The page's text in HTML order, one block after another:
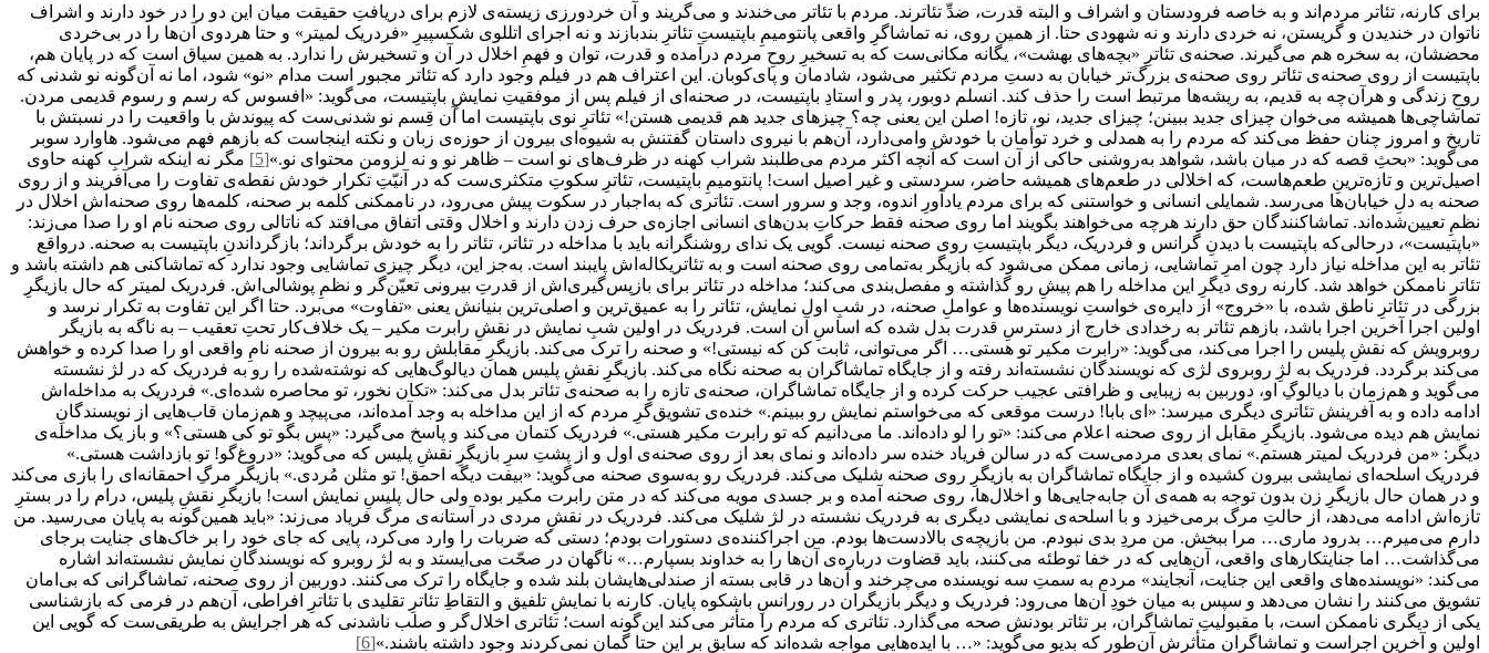
برای کارنه، تئاتر مردم‌اند و به خاصه فرودستان و اشراف و البته قدرت، ضدِّ تئاترند. مردم با تئاتر می‌خندند و می‌گریند و آن خرد‌ورزی زیسته‌ی لازم برای دریافتِ حقیقت میان این دو را در خود دارند و اشراف
ناتوان در خندیدن و گریستن، نه خردی دارند و نه شهودی حتا. از همین روی، نه تماشاگرِ واقعی پانتومیمِ باپتیستِ تئاترِ بندبازند و نه اجرای اتللوی شکسپیرِ «فردریک لمیتر» و حتا هردوی آن‌ها را در بی‌خردی
محضشان، به سخره هم می‌گیرند. صحنه‌ی تئاترِ «بچه‌های بهشت»، یگانه مکانی‌ست که به تسخیرِ روحِ مردم درآمده و قدرت، توان و فهمِ اخلال در آن و تسخیرش را ندارد. به همین سیاق است که در پایان هم،
باپتیست از روی صحنه‌ی تئاتر روی صحنه‌ی بزرگ‌تر خیابان به دستِ مردم تکثیر می‌شود، شادمان و پای‌کوبان. این اعتراف هم در فیلم وجود دارد که تئاتر مجبور است مدام «نو» شود، اما نه آن‌گونه نو شدنی که
روحِ زندگی و هرآن‌چه به قدیم، به ریشه‌ها مرتبط است را حذف کند. انسلم دوبور، پدر و استادِ باپتیست، در صحنه‌ای از فیلم پس از موفقیتِ نمایشِ باپتیست، می‌گوید: «افسوس که رسم و رسوم قدیمی مردن.
تماشاچی‌ها همیشه می‌خوان چیزای جدید ببینن؛ چیزای جدید، نو، تازه! اصلن این یعنی چه؟ چیزهای جدید هم قدیمی هستن!» تئاترِ نوی باپتیست اما آن قِسم نو شدنی‌ست که پیوندش با واقعیت را در نسبتش با
تاریخ و امروز چنان حفظ می‌کند که مردم را به همدلی و خرد توأمان با خودش وامی‌دارد، آن‌هم با نیروی داستان گفتنش به شیوه‌ای بیرون از حوزه‌ی زبان و نکته اینجاست که بازهم فهم می‌شود. هاوارد سوبر
می‌گوید: «بحثِ قصه که در میان باشد، شواهد به‌روشنی حاکی از آن است که آنچه اکثر مردم می‌طلبند شراب کهنه در ظرف‌های نو است – ظاهر نو و نه لزومن محتوای نو.»[5]
مگر نه اینکه شرابِ کهنه حاوی
اصیل‌ترین و تازه‌ترینِ طعم‌هاست، که اخلالی در طعم‌های همیشه حاضر، سردستی و غیر اصیل است! پانتومیمِ باپتیست، تئاترِ سکوتِ متکثری‌ست که در آنیّتِ تکرار خودش نقطه‌ی تفاوت را می‌آفریند و از روی
صحنه به دلِ خیابان‌ها می‌رسد. شمایلی انسانی و خواستنی که برای مردم یادآورِ اندوه، وجد و سرور است. تئاتری که به‌اجبار در سکوت پیش می‌رود، در ناممکنی کلمه بر صحنه، کلمه‌ها روی صحنه‌اش اخلال در
نظمِ تعیین‌شده‌اند. تماشاکنندگان حق دارند هرچه می‌‎خواهند بگویند اما روی صحنه فقط حرکاتِ بدن‌های انسانی اجازه‌ی حرف زدن دارند و اخلال وقتی اتفاق می‌افتد که ناتالی روی صحنه نام او را صدا می‌زند:
«باپتیست»، درحالی‌که باپتیست با دیدنِ گرانس و فردریک، دیگر باپتیستِ روی صحنه نیست. گویی یک ندای روشنگرانه باید با مداخله در تئاتر، تئاتر را به خودش برگرداند؛ بازگرداندنِ باپتیست به صحنه. درواقع
تئاتر به این مداخله نیاز دارد چون امرِ تماشایی، زمانی ممکن می‌شود که بازیگر به‌تمامی روی صحنه است و به تئاتریکاله‌اش پایبند است. به‌جز این، دیگر چیزی تماشایی وجود ندارد که تماشاکنی هم داشته باشد و
تئاتر ناممکن خواهد شد. کارنه روی دیگرِ این مداخله را هم پیشِ رو گذاشته و مفصل‌بندی می‌کند؛ مداخله در تئاتر برای بازپس‌گیری‌اش از قدرتِ بیرونی تعیّن‌‌گر و نظمِ پوشالی‌اش. فردریک لمیتر که حال بازیگرِ
بزرگی در تئاترِ ناطق شده، با «خروج» از دایره‌ی خواستِ نویسنده‌ها و عواملِ صحنه، در شبِ اول نمایش، تئاتر را به عمیق‌ترین و اصلی‌ترین بنیانش یعنی «تفاوت» می‌برد. حتا اگر این تفاوت به تکرار نرسد و
اولین اجرا آخرین اجرا باشد، بازهم تئاتر به رخدادی خارج از دسترسِ قدرت بدل شده که اساسِ آن است. فردریک در اولین شبِ نمایش در نقشِ رابرت مکیر – یک خلاف‌کار تحتِ تعقیب – به ناگه به بازیگر
روبرویش که نقشِ پلیس را اجرا می‌کند، می‌گوید: «رابرت مکیر تو هستی… اگر می‌توانی، ثابت کن که نیستی!» و صحنه را ترک می‌کند. بازیگرِ مقابلش رو به بیرون از صحنه نامِ واقعی او را صدا کرده و خواهش
می‌کند برگردد. فردریک به لژِ روبروی لژی که نویسندگان نشسته‌اند رفته و از جایگاه تماشاگران به صحنه نگاه می‌کند. بازیگرِ نقشِ پلیس همان دیالوگ‌هایی که نوشته‌شده را رو به فردریک که در لژ نشسته
می‌‎‌گوید و هم‌زمان با دیالوگِ او، دوربین به زیبایی و ظرافتی عجیب حرکت کرده و از جایگاه تماشاگران، صحنه‌ی تازه را به صحنه‌ی تئاتر بدل می‌کند: «تکان نخور، تو محاصره شده‌ای.» فردریک به مداخله‌اش
ادامه داده و به آفرینش تئاتری دیگری می‎رسد: «ای بابا! درست موقعی که می‌خواستم نمایش رو ببینم.» خنده‌ی تشویق‌گرِ مردم که از این مداخله به وجد آمده‌اند، می‌پیچد و هم‌زمان قاب‌هایی از نویسندگانِ
نمایش هم دیده می‌شود. بازیگرِ مقابل از روی صحنه اعلام می‌کند: «تو را لو داده‌اند. ما می‌دانیم که تو رابرت مکیر هستی.» فردریک کتمان می‌کند و پاسخ می‌گیرد: «پس بگو تو کی هستی؟» و باز یک مداخله‌ی
دیگر: «من فردریک لمیتر هستم.» نمای بعدی مردمی‌ست که در سالن فریاد خنده سر داده‌اند و نمای بعد از روی صحنه‌ی اول و از پشتِ سرِ بازیگرِ نقشِ پلیس که می‌گوید: «دروغ‌گو! تو بازداشت هستی.»
فردریک اسلحه‌ای نمایشی بیرون کشیده و از جایگاه تماشاگران به بازیگرِ روی صحنه شلیک می‌کند. فردریک رو به‌سوی صحنه می‌گوید: «بیفت دیگه احمق! تو مثلن مُردی.» بازیگر مرگِ احمقانه‌ای را بازی می‌کند
و در همان حال بازیگرِ زن بدون توجه به همه‌ی آن جابه‌جایی‌ها و اخلال‌ها، روی صحنه آمده و بر جسدی مویه می‌کند که در متن رابرت مکیر بوده ولی حال پلیسِ نمایش است! بازیگرِ نقشِ پلیس، درام را در بسترِ
تازه‌اش ادامه می‌دهد، از حالتِ مرگ برمی‌خیزد و با اسلحه‌ی نمایشی دیگری به فردریک نشسته در لژ شلیک می‌کند. فردریک در نقشِ مردی در آستانه‌ی مرگ فریاد می‌زند: «باید همین‌گونه به پایان می‌رسید. من
دارم می‌میرم… بدرود ماری… مرا ببخش. من مردِ بدی نبودم. من بازیچه‌ی بالادست‌ها بودم. من اجراکننده‌ی دستورات بودم؛ دستی که ضربات را وارد می‌کرد، پایی که جای خود را بر خاک‌های جنایت برجای
می‌گذاشت… اما جنایتکارهای واقعی، آن‌هایی که در خفا توطئه می‌کنند، باید قضاوت درباره‌ی آن‌ها را به خداوند بسپارم…» ناگهان در صحّت می‌ایستد و به لژ روبرو که نویسندگانِ نمایش نشسته‌اند اشاره
می‌کند: «نویسنده‌های واقعی این جنایت، آنجایند» مردم به سمتِ سه نویسنده می‌چرخند و آن‌ها در قابی بسته از صندلی‌هایشان بلند شده و جایگاه را ترک می‌کنند. دوربین از روی صحنه، تماشاگرانی که بی‌امان
تشویق می‌کنند را نشان می‌دهد و سپس به میان خودِ آن‌ها می‌رود: فردریک و دیگر بازیگران در رورانسِ باشکوه پایان. کارنه با نمایشِ تلفیق و التقاطِ تئاترِ تقلیدی با تئاترِ افراطی، آن‌هم در فرمی که بازشناسی
یکی از دیگری ناممکن است، با مقبولیتِ تماشاگران، بر تئاتر بودنش صحه می‌گذارد. تئاتری که مردم را متأثر می‌کند این‌گونه است؛ تئاتری اخلال‌گر و صلب ناشدنی که هر اجرایش به طریقی‌ست که گویی این
اولین و آخرین اجراست و تماشاگرانِ متأثرش آن‌طور که بدیو می‌گوید: «… با ایده‌هایی مواجه شده‌اند که سابق بر این حتا گمان نمی‌کردند وجود داشته باشند.»[6]